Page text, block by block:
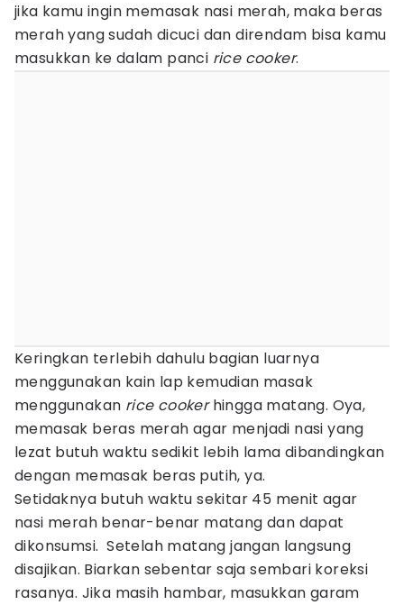
jika kamu ingin memasak nasi merah, maka beras
merah yang sudah dicuci dan direndam bisa kamu
masukkan ke dalam panci rice cooker.
Keringkan terlebih dahulu bagian luarnya
menggunakan kain lap kemudian masak
menggunakan rice cookerhingga matang. Oya,
memasak beras merah agar menjadi nasi yang
lezat butuh waktu sedikit lebih lama dibandingkan
dengan memasak beras putih, ya.
Setidaknya butuh waktu sekitar 45 menit agar
nasi merah benar-benar matang dan dapat
dikonsumsi. Setelah matang jangan langsung
disajikan. Biarkan sebentar saja sembari koreksi
rasanya. Jika masih hambar, masukkan garam